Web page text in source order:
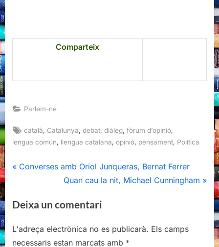
Comparteix
Parlem-ne
Tags:
català Catalunya ,debat ,diàleg ,fòrum d’opinió
lengua común
llengua catalana opinió pensament Política
Navegació
P
v
o
Converses amb Oriol Junqueras, Bernat Ferrer
N
x
P
Quan cau la nit, Michael Cunningham
Deixa un comentari
L'adreça electrònica no es publicarà. Els camps
necessaris estan marcats amb *